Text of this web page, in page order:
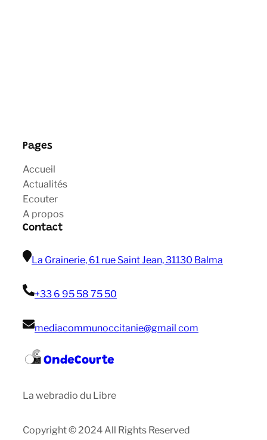
Pages
Accueil
Actualités
Ecouter
A propos
Contact
La Grainerie, 61 rue Saint Jean, 31130 Balma
+33 6 95 58 75 50
mediacommunoccitanie@gmail com
OndeCourte
La webradio du Libre
Copyright © 2024 All Rights Reserved